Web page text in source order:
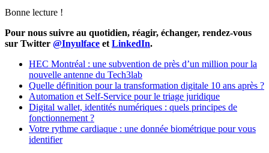
Bonne lecture !
Pour nous suivre au quotidien, réagir, échanger, rendez-vous
sur Twitter @Inyulface et LinkedIn.
HEC Montréal : une subvention de près d’un million pour la
nouvelle antenne du Tech3lab
Quelle définition pour la transformation digitale 10 ans après ?
Automation et Self-Service pour le triage juridique
Digital wallet, identités numériques : quels principes de
fonctionnement ?
Votre rythme cardiaque : une donnée biométrique pour vous
identifier